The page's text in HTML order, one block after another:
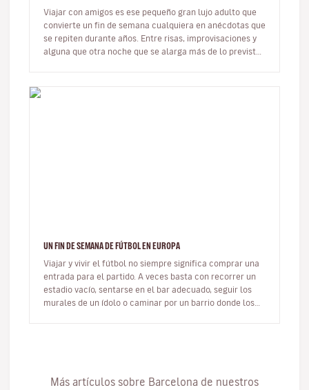
Viajar con amigos es ese pequeño gran lujo adulto que
convierte un fin de semana cualquiera en anécdotas que
se repiten durante años. Entre risas, improvisaciones y
alguna que otra noche que se alarga más de lo previsto,
UN FIN DE SEMANA DE FÚTBOL EN EUROPA
Viajar y vivir el fútbol no siempre significa comprar una
entrada para el partido. A veces basta con recorrer un
estadio vacío, sentarse en el bar adecuado, seguir los
murales de un ídolo o caminar por un barrio donde los
Más artículos sobre Barcelona de nuestros